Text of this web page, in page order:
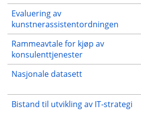
Evaluering av
kunstnerassistentordningen
Rammeavtale for kjøp av
konsulenttjenester
Nasjonale datasett
Bistand til utvikling av IT-strategi